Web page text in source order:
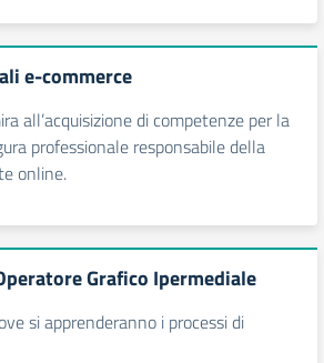
e-commerce
all’acquisizione di competenze per la
professionale responsabile della
online.
Grafico Ipermediale
si apprenderanno i processi di